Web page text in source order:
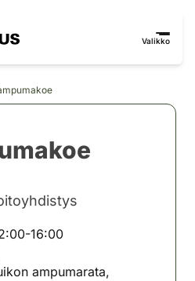
Valikko
16:00
ampumarata,